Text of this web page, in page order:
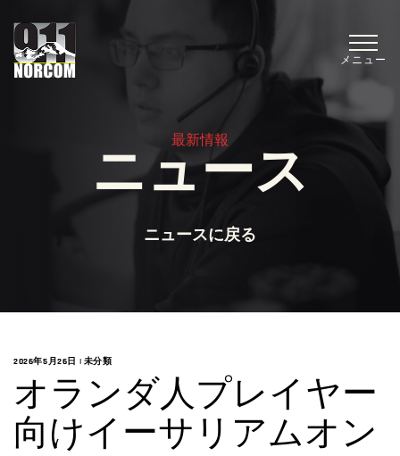
メニュー
最新情報
ニュース
ニュースに戻る
2026年5月26日 | 未分類
オランダ人プレイヤー
向けイーサリアムオン